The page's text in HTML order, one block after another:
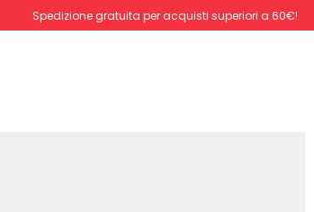
Spedizione gratuita per acquisti superiori a 60€!